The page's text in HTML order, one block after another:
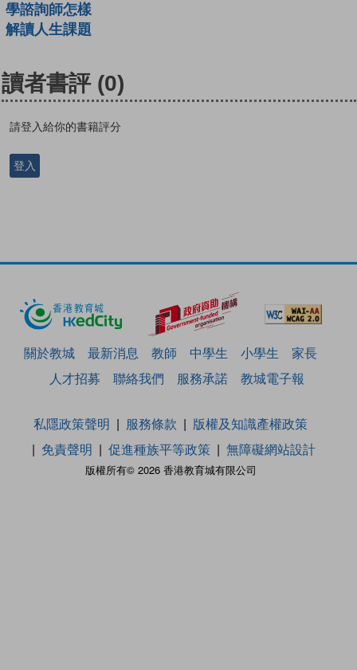
學諮詢師怎樣
解讀人生課題
讀者書評 (0)
請登入給你的書籍評分
登入
關於教城 最新消息 教師 中學生 小學生
家長
人才招募
聯絡我們 服務承諾 教城電子報
版權所有© 2026 香港教育城有限公司
私隱政策聲明 服務條款
版權及知識產權政策
免責聲明
促進種族平等政策 無障礙網站設計